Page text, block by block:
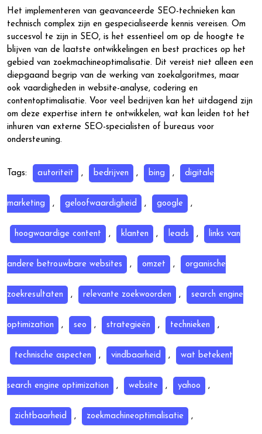
Het implementeren van geavanceerde SEO-technieken kan
technisch complex zijn en gespecialiseerde kennis vereisen. Om
succesvol te zijn in SEO, is het essentieel om op de hoogte te
blijven van de laatste ontwikkelingen en best practices op het
gebied van zoekmachineoptimalisatie. Dit vereist niet alleen een
diepgaand begrip van de werking van zoekalgoritmes, maar
ook vaardigheden in website-analyse, codering en
contentoptimalisatie. Voor veel bedrijven kan het uitdagend zijn
om deze expertise intern te ontwikkelen, wat kan leiden tot het
inhuren van externe SEO-specialisten of bureaus voor
ondersteuning.
Tags: autoriteit , bedrijven , bing , digitale
marketing , geloofwaardigheid , google ,
hoogwaardige content , klanten , leads , links van
andere betrouwbare websites , omzet , organische
zoekresultaten , relevante zoekwoorden , search engine
optimization , seo , strategieën , technieken ,
technische aspecten , vindbaarheid , wat betekent
search engine optimization , website , yahoo ,
zichtbaarheid , zoekmachineoptimalisatie ,